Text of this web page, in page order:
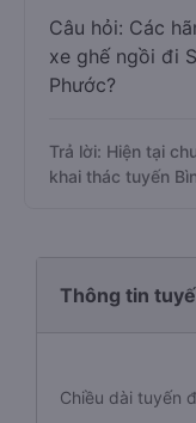
Câu hỏi: Các
xe ghế ngồi đi
Phước?
Trả lời: Hiện tại
khai thác tuyến
Thông tin
Chiều dài tuyến